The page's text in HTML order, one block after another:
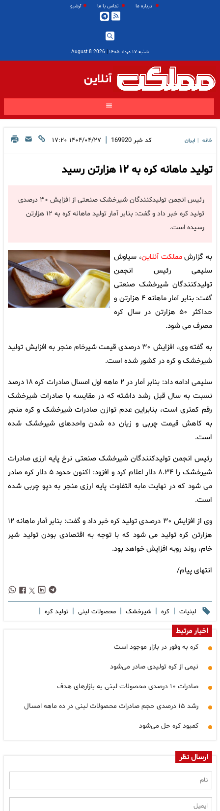
درباره ما تماس با ما آرشیو
شنبه ۱۷ مرداد ۱۴۰۵ |
2026 August 8
آنلاین
خانه ایران کد خبر 169920
| ۱۴۰۴/۰۴/۲۷ ۱۷:۲۰
تولید ماهانه کره به ۱۲ هزارتن رسید
رئیس انجمن تولیدکنندگان شیرخشک صنعتی از افزایش ۳۰ درصدی
تولید کره خبر داد و گفت: بنابر آمار تولید ماهانه کره به ۱۲ هزارتن
رسیده است.
به گزارشمملکت آنلاین، سیاوش
سلیمی رئیس انجمن
تولیدکنندگان شیرخشک صنعتی
گفت: بنابر آمار ماهانه ۴ هزارتن و
حداکثر ۵۰ هزارتن در سال کره
مصرف می شود.
به گفته وی، افزایش ۳۰ درصدی قیمت شیرخام منجر به افزایش تولید
شیرخشک و کره در کشور شده است.
سلیمی ادامه داد: بنابر آمار در ۲ ماهه اول امسال صادرات کره ۱۸ درصد
نسبت به سال قبل رشد داشته که در مقایسه با صادرات شیرخشک
رقم کمتری است، بنابراین عدم توازن صادرات شیرخشک و کره منجر
به کاهش قیمت چربی و زیان ده شدن واحدهای شیرخشک شده
است.
رئیس انجمن تولیدکنندگان شیرخشک صنعتی نرخ پایه ارزی صادرات
شیرخشک را ۸.۳۴ دلار اعلام کرد و افزود: اکنون حدود ۵ دلار کره صادر
می شود که در نهایت مابه التفاوت پایه ارزی منجر به دپو چربی شده
است.
وی از افزایش ۳۰ درصدی تولید کره خبر داد و گفت: بنابر آمار ماهانه ۱۲
هزارتن کره تولید می شود که با توجه به اقتصادی بودن تولید شیر
خام، روند روبه افزایش خواهد بود.
انتهای پیام/
لبنیات | کره | شیرخشک | محصولات لبنی | تولید کره |
اخبار مرتبط
کره به وفور در بازار موجود است
نیمی از کره تولیدی صادر می‌شود
صادرات ۱۰ درصدی محصولات لبنی به بازارهای هدف
رشد ۱۵ درصدی حجم صادرات محصولات لبنی در ده ماهه امسال
کمبود کره حل می‌شود
ارسال نظر